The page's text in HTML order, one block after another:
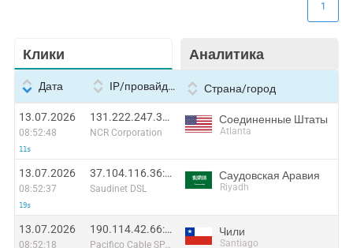
Клики Аналитика
1
Дата IP/провайдер Страна/город
13.07.2026
08:52:48
11s
131.222.247.39:52394
NCR Corporation
Соединенные Штаты
Atlanta
13.07.2026
08:52:37
19s
37.104.116.36:35286
Saudinet DSL
Саудовская Аравия
Riyadh
13.07.2026
08:52:18
190.114.42.66:9796
Pacifico Cable SPA.
Чили
Santiago